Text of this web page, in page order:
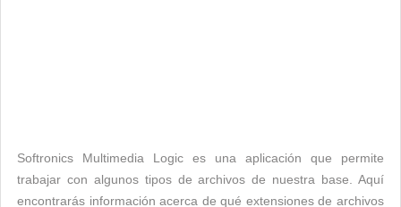
Softronics Multimedia Logic es una aplicación que permite
trabajar con algunos tipos de archivos de nuestra base. Aquí
encontrarás información acerca de qué extensiones de archivos